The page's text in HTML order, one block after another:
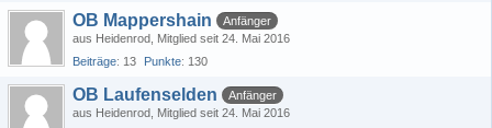
OB Mappershain
Anfänger
aus Heidenrod Mitglied seit 24. Mai 2016
Beiträge 13 Punkte 130
OB Laufenselden
Anfänger
aus Heidenrod Mitglied seit 24. Mai 2016